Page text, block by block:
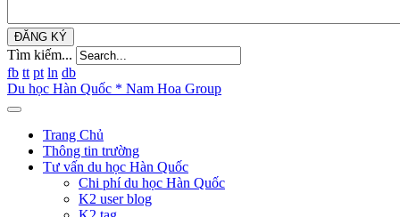
ĐĂNG KÝ
Tìm kiếm...
fb tt pt ln db
Du học Hàn Quốc * Nam Hoa Group
Trang Chủ
Thông tin trường
Tư vấn du học Hàn Quốc
Chi phí du học Hàn Quốc
K2 user blog